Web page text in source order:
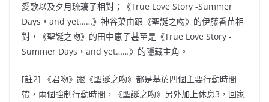
愛歌以及夕月琉璃子相對；
《True Love Story -Summer
Days，and yet……》 神谷菜由跟 《聖誕之吻》的伊藤香苗相
對，《聖誕之吻》的田中恵子甚至是《True Love Story -
Summer Days，and yet……》的隱藏主角。
[註2] 《君吻》跟《聖誕之吻》都是基於四個主要行動時間
帶，兩個強制行動時間，《聖誕之吻》另外加上休息3，回家